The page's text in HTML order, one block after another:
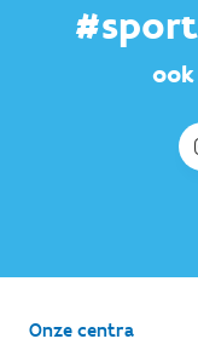
Onze centra